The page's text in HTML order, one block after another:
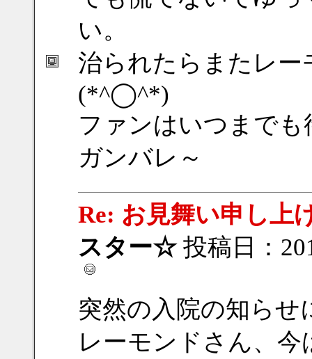
い。
治られたらまたレ
(*^◯^*)
ファンはいつまで
ガンバレ～
Re: お見舞い申し上
スター☆投稿日：
突然の入院の知ら
レーモンドさん、